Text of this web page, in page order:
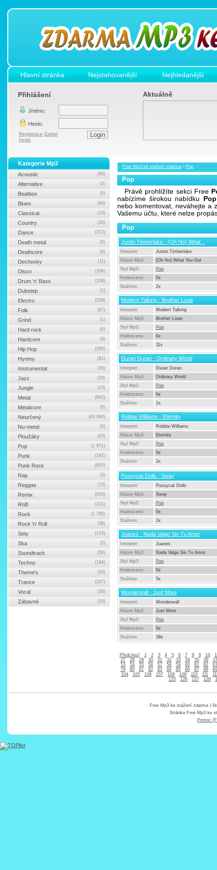
Hlavní stránka Nejstahovanější Nejhledanější
Přihlášení
Jméno:
Heslo:
Registrace Zaslat
heslo
Aktuálně
Free Mp3 ke stažení zdarma › Pop
Pop
Právě prohlížíte sekci Free
nabízíme širokou nabídku
Pop
nebo komentovat, neváhejte a
Vašemu účtu, které nelze
Pop
Justin Timberlake - (Oh No) What ..
Interpret:
Justin Timberlake
Název Mp3:
(Oh No) What You Got
Styl Mp3:
Pop
Hodnoceno:
0x
Staženo:
2x
Modern Talking - Brother Louie
Interpret:
Modern Talking
Název Mp3:
Brother Louie
Styl Mp3:
Pop
Hodnoceno:
0x
Staženo:
11x
Duran Duran - Ordinary World
Interpret:
Duran Duran
Název Mp3:
Ordinary World
Styl Mp3:
Pop
Hodnoceno:
0x
Staženo:
1x
Robbie Williams - Eternity
Interpret:
Robbie Williams
Název Mp3:
Eternity
Styl Mp3:
Pop
Hodnoceno:
0x
Staženo:
2x
Pussycat Dolls - Sway
Interpret:
Pussycat Dolls
Název Mp3:
Sway
Styl Mp3:
Pop
Hodnoceno:
0x
Staženo:
2x
Juanes - Nada Valgo Sin Tu Amor
Interpret:
Juanes
Název Mp3:
Nada Valgo Sin Tu Amor
Styl Mp3:
Pop
Hodnoceno:
0x
Staženo:
5x
Wonderwall - Just More
Interpret:
Wonderwall
Název Mp3:
Just More
Styl Mp3:
Pop
Hodnoceno:
0x
Staženo:
38x
Předchozí 1 2 3 4 5 6 7 8 9 10
27
28 29 30 31 32 33 34 35 36
37
53
54 55 56 57 58 59 60 61 62
63
79
80 81 82 83 84 85 86 87 88
89
104
105 106 107 108 109 110 111
125
126 127 128
Kategorie Mp3
Acoustic (88)
Alternative (3)
Beatbox (5)
Blues (44)
Classical (14)
Country (28)
Dance (372)
Death metal (0)
Deathcore (0)
Dechovky (11)
Disco (108)
Drum 'n' Bass (108)
Dubstep (1)
Electro (209)
Folk (67)
Grind (1)
Hard rock (0)
Hardcore (9)
Hip Hop (300)
Hymny (61)
Instrumental (36)
Jazz (34)
Jungle (13)
Metal (862)
Metalcore (0)
Neurčený (43 994)
Nu-metal (0)
Ploužáky (65)
Pop (1 871)
Punk (192)
Punk Rock (605)
Rap (3)
Reggae (73)
Remix (935)
RnB (221)
Rock (1 795)
Rock 'n' Roll (38)
Sety (103)
Ska (2)
Soundtrack (56)
Techno (194)
Theme's (50)
Trance (207)
Vocal (30)
Zábavné (19)
Free Mp3 ke stažení zdarma|
Stránka Free Mp3 ke
Pomoc